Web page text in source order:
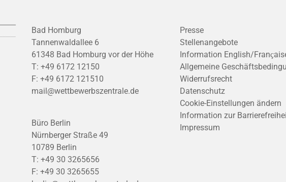
Bad Homburg
Tannenwaldallee 6
61348 Bad Homburg vor der Höhe
T: +49 6172 12150
F: +49 6172 121510
mail@wettbewerbszentrale.de
Büro Berlin
Nürnberger Straße 49
10789 Berlin
T: +49 30 3265656
F: +49 30 3265655
Presse
Stellenangebote
Information English/
Allgemeine
Widerrufsrecht
Datenschutz
Cookie-Einstellungen ändern
Information zur
Impressum